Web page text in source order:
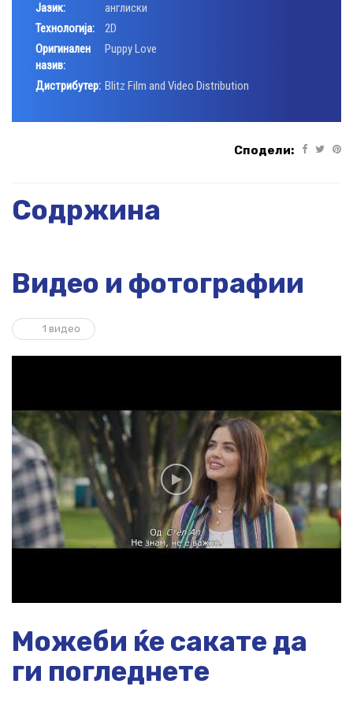
Јазик:
англиски
Технологија:
2D
Оригинален
назив:
Puppy Love
Дистрибутер: Blitz Film and Video Distribution
Сподели:
Содржина
Видео и фотографии
1 видео
Можеби ќе сакате да
ги погледнете